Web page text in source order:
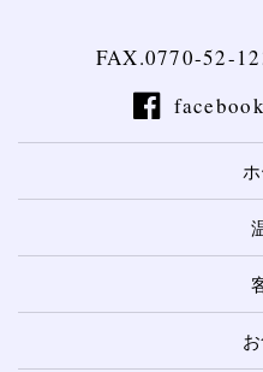
FAX.0770-52-
facebook